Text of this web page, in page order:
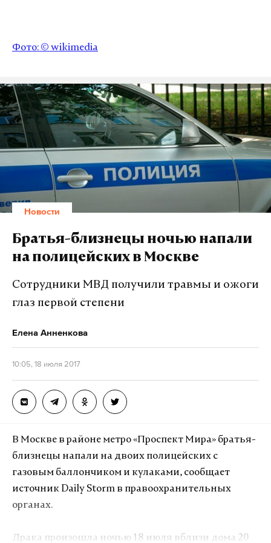
Фото: © wikimedia
Новости
Братья-близнецы ночью напали
на полицейских в Москве
Сотрудники МВД получили травмы и ожоги
глаз первой степени
Елена Анненкова
10:05, 18 июля 2017
В Москве в районе метро «Проспект Мира» братья-
близнецы напали на двоих полицейских с
газовым баллончиком и кулаками, сообщает
источник Daily Storm в правоохранительных
органах.
Драка произошла ночью 18 июля вблизи дома 20